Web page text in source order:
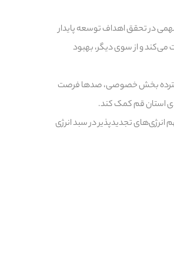
در تحقق اهداف توسعه پایدار
و از سوی دیگر، بهبود
گسترده بخش خصوصی، صدها فرصت
استان قم کمک کند.
سهم انرژی‌های تجدیدپذیر در سبد انرژی